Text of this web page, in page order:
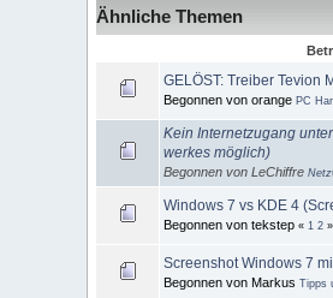
Ähnliche Themen
GELÖST: Treiber Tevion
Begonnen von orange PC
Kein Internetzugang
werkes möglich)
Begonnen von LeChiffre
Windows 7 vs KDE 4
Begonnen von tekstep « 1 2 »
Screenshot Windows 7
Begonnen von Markus Tipps